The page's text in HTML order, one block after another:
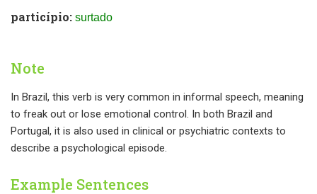
particípio: surtado
Note
In Brazil, this verb is very common in informal speech, meaning
to freak out or lose emotional control. In both Brazil and
Portugal, it is also used in clinical or psychiatric contexts to
describe a psychological episode.
Example Sentences